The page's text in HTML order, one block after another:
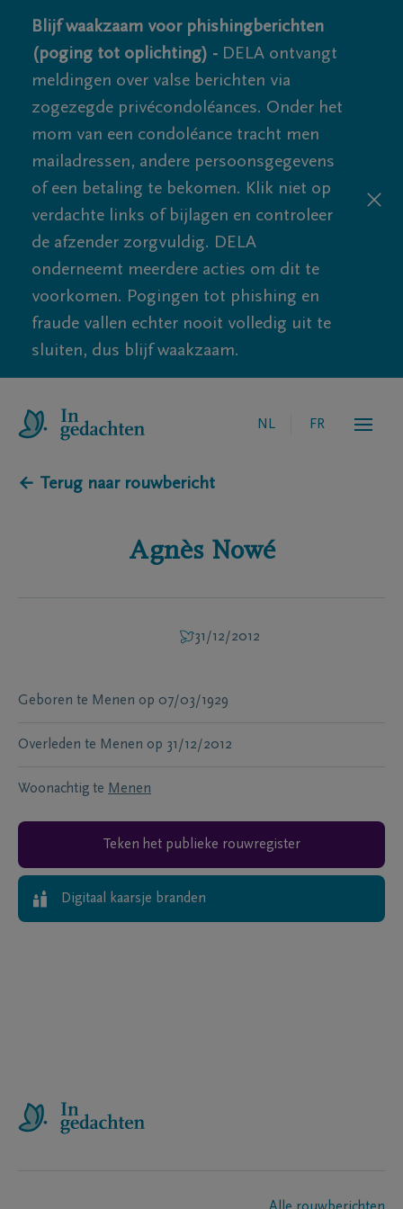
Blijf waakzaam voor phishingberichten
(poging tot oplichting) - DELA ontvangt
meldingen over valse berichten via
zogezegde privécondoléances. Onder het
mom van een condoléance tracht men
mailadressen, andere persoonsgegevens
of een betaling te bekomen. Klik niet op
verdachte links of bijlagen en controleer
de afzender zorgvuldig. DELA
onderneemt meerdere acties om dit te
voorkomen. Pogingen tot phishing en
fraude vallen echter nooit volledig uit te
sluiten, dus blijf waakzaam.
NL FR
← Terug naar rouwbericht
Agnès Nowé
31/12/2012
Geboren te Menen op 07/03/1929
Overleden te Menen op 31/12/2012
Woonachtig te Menen
Teken het publieke rouwregister
Digitaal kaarsje branden